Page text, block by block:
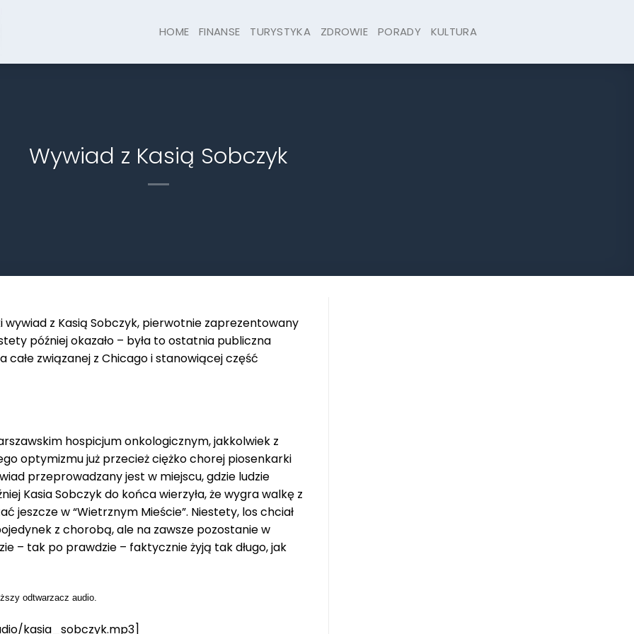
HOME FINANSE TURYSTYKA ZDROWIE PORADY KULTURA
Wywiad z Kasią Sobczyk
z Kasią Sobczyk, pierwotnie zaprezentowany
później okazało – była to ostatnia publiczna
związanej z Chicago i stanowiącej część
hospicjum onkologicznym, jakkolwiek z
optymizmu już przecież ciężko chorej piosenkarki
przeprowadzany jest w miejscu, gdzie ludzie
Kasia Sobczyk do końca wierzyła, że wygra walkę z
jeszcze w “Wietrznym Mieście”. Niestety, los chciał
z chorobą, ale na zawsze pozostanie w
– tak po prawdzie – faktycznie żyją tak długo, jak
odtwarzacz audio.
kasia_sobczyk.mp3]